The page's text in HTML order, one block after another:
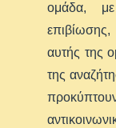
ομάδα,
αυτής της
της